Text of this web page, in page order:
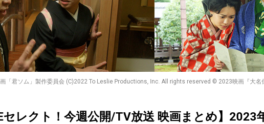
「君ソム」製作委員会 (C)2022 To Leslie Productions, Inc. All rights reserved © 2023映画『大
セレクト！今週公開/TV放送 映画まとめ】2023